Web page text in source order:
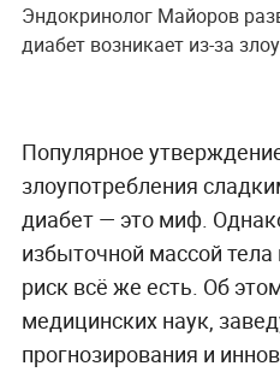
Эндокринолог Майоров
диабет возникает из-за
Популярное
злоупотребления
диабет — это миф.
избыточной массой
риск всё же есть. Об
медицинских наук,
прогнозирования и